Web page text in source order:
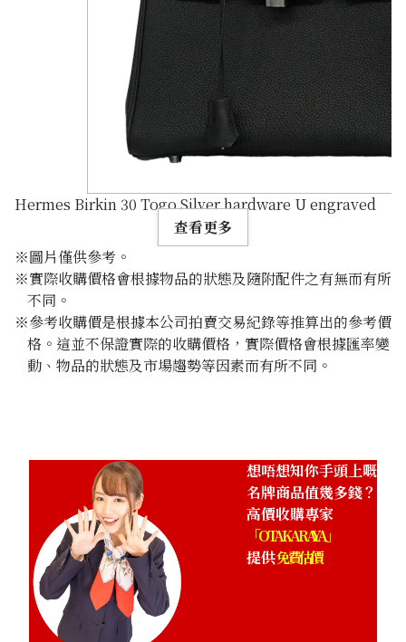
Hermes Birkin 30 Togo Silver hardware U engraved
參考回收價
查看更多
※圖片僅供參考。
※實際收購價格會根據物品的狀態及隨附配件之有無而有所
不同。
※參考收購價是根據本公司拍賣交易紀錄等推算出的參考價
格。這並不保證實際的收購價格，實際價格會根據匯率變
動、物品的狀態及市場趨勢等因素而有所不同。
想唔想知你手頭上嘅
名牌商品值幾多錢？
高價收購專家
「OTAKARAYA」
提供免費估價